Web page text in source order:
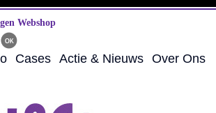
Webshop
Cases Actie & Nieuws Over Ons